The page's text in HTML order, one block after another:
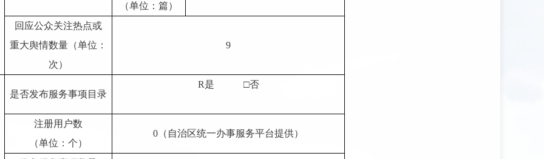
（单位：篇）
回应公众关注热点或
重大舆情数量（单位：
次）
9
是否发布服务事项目录
R是 □否
注册用户数
（单位：个）
0（自治区统一办事服务平台提供）